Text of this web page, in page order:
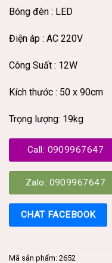
Bóng đèn : LED
Điện áp : AC 220V
Công Suất : 12W
Kích thước : 50 x 90cm
Trọng lượng: 19kg
Call: 0909967647
Zalo: 0909967647
CHAT FACEBOOK
Mã sản phẩm: 2652